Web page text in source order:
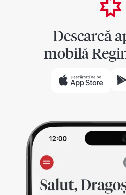
Descarcă
mobilă